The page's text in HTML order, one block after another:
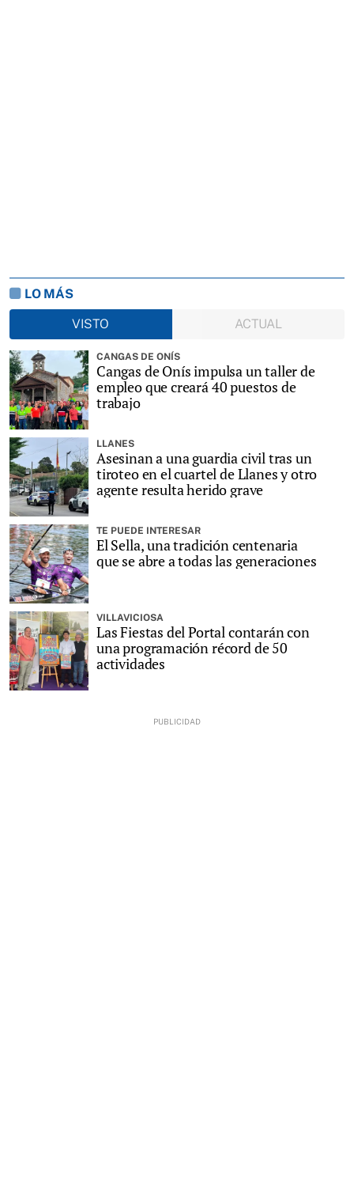
LO MÁS
VISTO
ACTUAL
CANGAS DE ONÍS
Cangas de Onís impulsa un taller de
empleo que creará 40 puestos de
trabajo
LLANES
Asesinan a una guardia civil tras un
tiroteo en el cuartel de Llanes y otro
agente resulta herido grave
TE PUEDE INTERESAR
El Sella, una tradición centenaria
que se abre a todas las generaciones
VILLAVICIOSA
Las Fiestas del Portal contarán con
una programación récord de 50
actividades